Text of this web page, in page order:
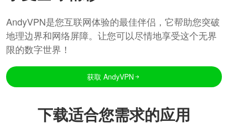
AndyVPN是您互联网体验的最佳伴侣，它帮助您突破
地理边界和网络屏障。让您可以尽情地享受这个无界
限的数字世界！
获取 AndyVPN
下载适合您需求的应用